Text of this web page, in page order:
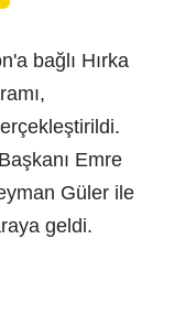
bağlı Hırka
Emre
Güler ile
geldi.